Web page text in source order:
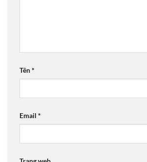
Tên*
Email *